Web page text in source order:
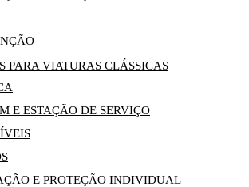
PARA VIATURAS CLÁSSICAS
E ESTAÇÃO DE SERVIÇO
E PROTEÇÃO INDIVIDUAL